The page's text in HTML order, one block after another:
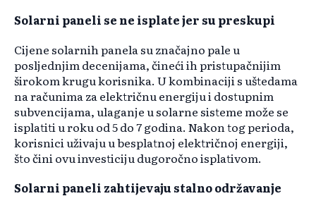
Solarni paneli se ne isplate jer su preskupi
Cijene solarnih panela su značajno pale u
posljednjim decenijama, čineći ih pristupačnijim
širokom krugu korisnika. U kombinaciji s uštedama
na računima za električnu energiju i dostupnim
subvencijama, ulaganje u solarne sisteme može se
isplatiti u roku od 5 do 7 godina. Nakon tog perioda,
korisnici uživaju u besplatnoj električnoj energiji,
što čini ovu investiciju dugoročno isplativom. ​
Solarni paneli zahtijevaju stalno održavanje